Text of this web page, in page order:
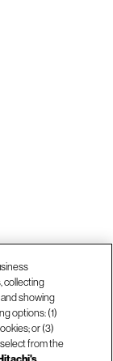
collecting
showing
options: (1)
or (3)
from the